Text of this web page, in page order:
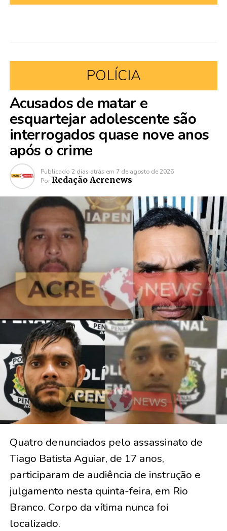
POLÍCIA
Acusados de matar e
esquartejar adolescente são
interrogados quase nove anos
após o crime
Publicado 2 dias atrás em 7 de agosto de 2026
Por Redação Acrenews
Quatro denunciados pelo assassinato de
Tiago Batista Aguiar, de 17 anos,
participaram de audiência de instrução e
julgamento nesta quinta-feira, em Rio
Branco. Corpo da vítima nunca foi
localizado.